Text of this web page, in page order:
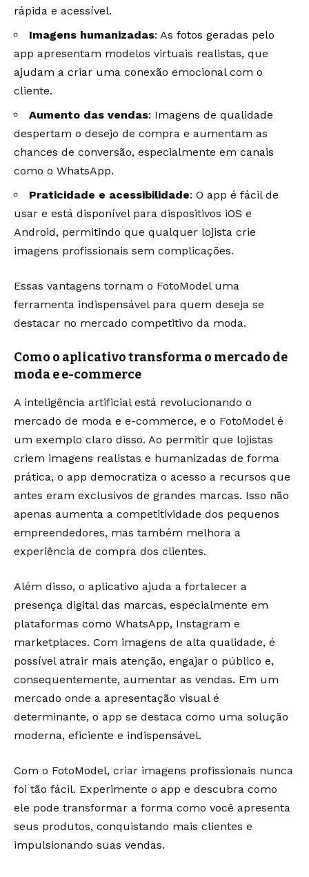
rápida e acessível.
Imagens humanizadas: As fotos geradas pelo
app apresentam modelos virtuais realistas, que
ajudam a criar uma conexão emocional com o
cliente.
Aumento das vendas: Imagens de qualidade
despertam o desejo de compra e aumentam as
chances de conversão, especialmente em canais
como o WhatsApp.
Praticidade e acessibilidade: O app é fácil de
usar e está disponível para dispositivos iOS e
Android, permitindo que qualquer lojista crie
imagens profissionais sem complicações.
Essas vantagens tornam o FotoModel uma
ferramenta indispensável para quem deseja se
destacar no mercado competitivo da moda.
Como o aplicativo transforma o mercado de
moda e e-commerce
A inteligência artificial está revolucionando o
mercado de moda e e-commerce, e o FotoModel é
um exemplo claro disso. Ao permitir que lojistas
criem imagens realistas e humanizadas de forma
prática, o app democratiza o acesso a recursos que
antes eram exclusivos de grandes marcas. Isso não
apenas aumenta a competitividade dos pequenos
empreendedores, mas também melhora a
experiência de compra dos clientes.
Além disso, o aplicativo ajuda a fortalecer a
presença digital das marcas, especialmente em
plataformas como WhatsApp, Instagram e
marketplaces. Com imagens de alta qualidade, é
possível atrair mais atenção, engajar o público e,
consequentemente, aumentar as vendas. Em um
mercado onde a apresentação visual é
determinante, o app se destaca como uma solução
moderna, eficiente e indispensável.
Com o FotoModel, criar imagens profissionais nunca
foi tão fácil. Experimente o app e descubra como
ele pode transformar a forma como você apresenta
seus produtos, conquistando mais clientes e
impulsionando suas vendas.